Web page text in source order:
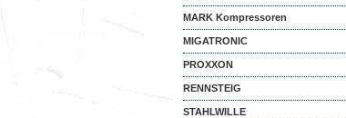
MARK Kompressoren
MIGATRONIC
PROXXON
RENNSTEIG
STAHLWILLE